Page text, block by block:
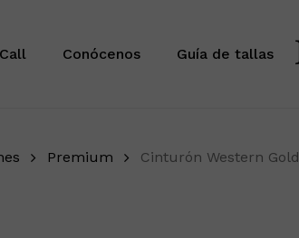
Conócenos Guía de tallas
Premium Cinturón Western Gold